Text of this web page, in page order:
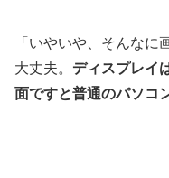
「いやいや、そんなに
大丈夫。 ディスプレイ
面ですと普通のパソコ